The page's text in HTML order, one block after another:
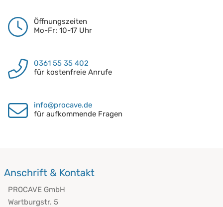
Öffnungszeiten
Mo-Fr: 10-17 Uhr
0361 55 35 402
für kostenfreie Anrufe
info@procave.de
für aufkommende Fragen
Anschrift & Kontakt
PROCAVE GmbH
Wartburgstr. 5